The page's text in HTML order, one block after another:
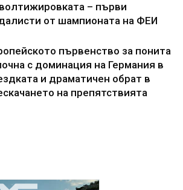
– първи
от шампионата на ФЕИ
първенство за понита
с доминация на Германия в
и драматичен обрат в
на препятствията